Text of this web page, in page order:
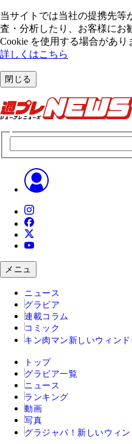
当サイトでは当社の提携先等
査・分析したり、お客様にお
Cookie を使⽤する場合があり
詳しくはこちら
閉じる
メニュ
ニュース
グラビア
連載コラム
コミック
キン肉マン 新しいウィンド
トップ
グラビア一覧
ニュース
ランキング
動画
写真
グラジャパ！ 新しいウィン